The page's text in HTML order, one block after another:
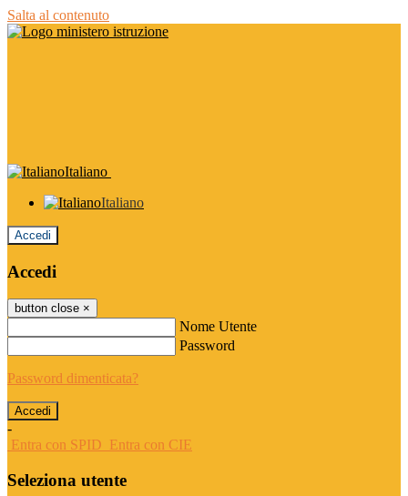
Salta al contenuto
Italiano
Italiano
Accedi
Accedi
button close ×
Nome Utente
Password
Password dimenticata?
-
Entra con SPID Entra con CIE
Seleziona utente